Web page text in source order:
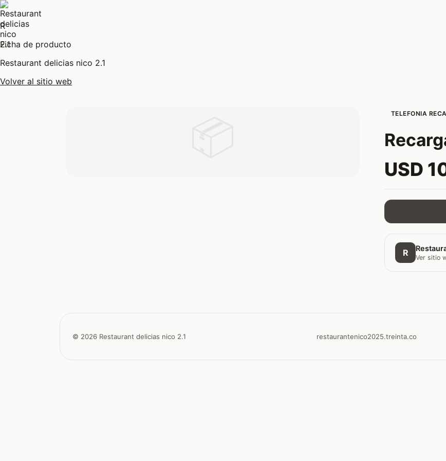
R
Ficha de producto
Restaurant delicias nico 2.1
Volver al sitio web
TELEFONIA
USD
R Ver sitio
© 2026 Restaurant delicias nico 2.1 restaurantenico2025.treinta.co